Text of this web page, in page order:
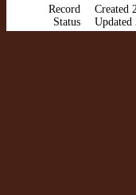
Record
Status
Created
Updated